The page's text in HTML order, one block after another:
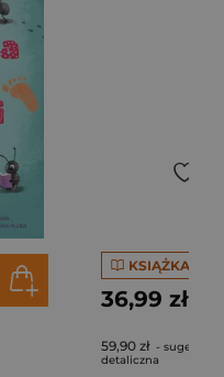
KSIĄŻKA
36,99 zł
59,90 zł -
detaliczna